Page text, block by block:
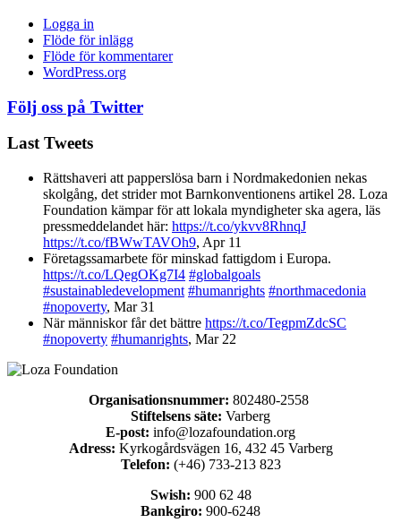
Logga in
Flöde för inlägg
Flöde för kommentarer
WordPress.org
Följ oss på Twitter
Last Tweets
Rättshaveri att papperslösa barn i Nordmakedonien nekas
skolgång, det strider mot Barnkonventionens artikel 28. Loza
Foundation kämpar för att lokala myndigheter ska agera, läs
pressmeddelandet här: https://t.co/ykvv8RhnqJ
https://t.co/fBWwTAVOh9, Apr 11
Företagssamarbete för minskad fattigdom i Europa.
https://t.co/LQegOKg7I4 #globalgoals
#sustainabledevelopment #humanrights #northmacedonia
#nopoverty, Mar 31
När människor får det bättre https://t.co/TegpmZdcSC
#nopoverty #humanrights, Mar 22
Organisationsnummer: 802480-2558
Stiftelsens säte: Varberg
E-post: info@lozafoundation.org
Adress: Kyrkogårdsvägen 16, 432 45 Varberg
Telefon: (+46) 733-213 823
Swish: 900 62 48
Bankgiro: 900-6248